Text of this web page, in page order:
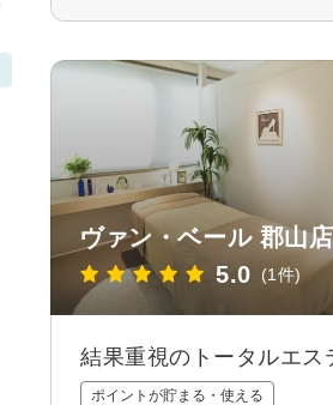
ヴァン・ベール 郡山店
5.0 (1件)
結果重視のトータルエ
ポイントが貯まる・使える